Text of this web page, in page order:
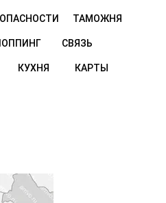
ОПАСНОСТИ ТАМОЖНЯ
СВЯЗЬ
КУХНЯ КАРТЫ